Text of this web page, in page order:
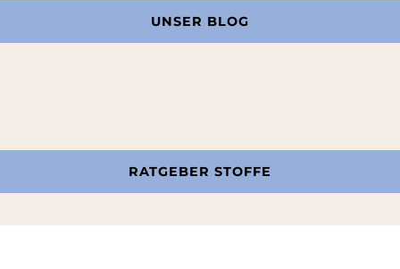
UNSER BLOG
RATGEBER STOFFE